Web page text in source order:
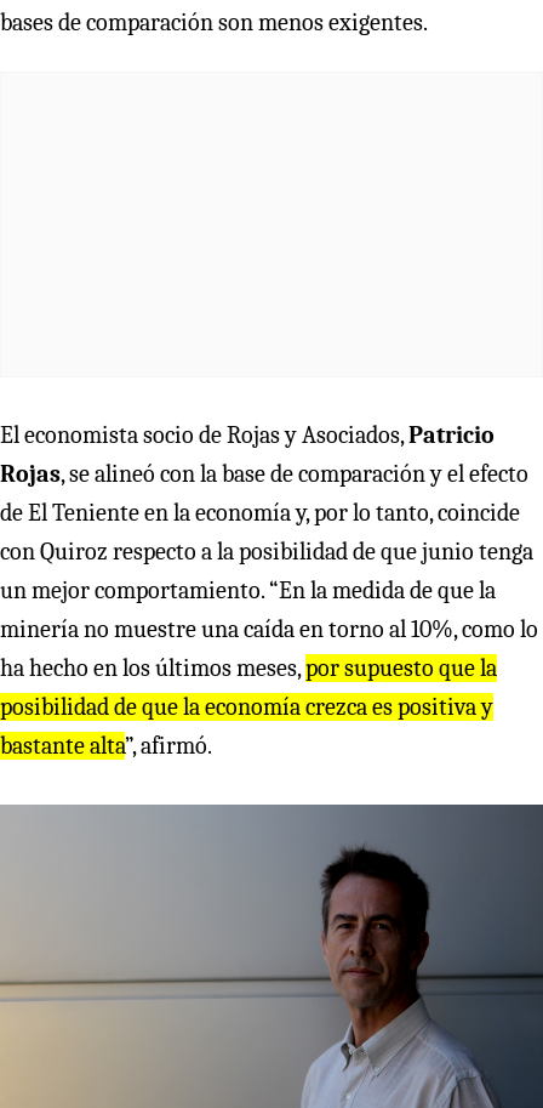
bases de comparación son menos exigentes.
El economista socio de Rojas y Asociados,Patricio
Rojas, se alineó con la base de comparación y el efecto
de El Teniente en la economía y, por lo tanto, coincide
con Quiroz respecto a la posibilidad de que junio tenga
un mejor comportamiento. “En la medida de que la
minería no muestre una caída en torno al 10%, como lo
ha hecho en los últimos meses,por supuesto que la
posibilidad de que la economía crezca es positiva y
bastante alta”, afirmó.